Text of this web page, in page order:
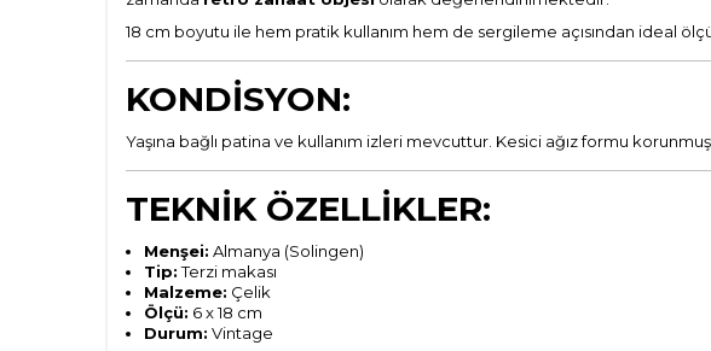
18 cm boyutu ile hem pratik kullanım hem de sergileme açısından ideal
KONDİSYON:
Yaşına bağlı patina ve kullanım izleri mevcuttur. Kesici ağız formu
TEKNİK ÖZELLİKLER:
Menşei: Almanya (Solingen)
Tip:Terzi makası
Malzeme: Çelik
Ölçü: 6 x 18 cm
Durum: Vintage